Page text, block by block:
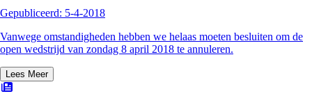
Gepubliceerd: 5-4-2018
Vanwege omstandigheden hebben we helaas moeten besluiten om de
open wedstrijd van zondag 8 april 2018 te annuleren.
Lees Meer